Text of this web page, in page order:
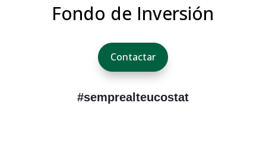
Fondo de Inversión
Contactar
#semprealteucostat